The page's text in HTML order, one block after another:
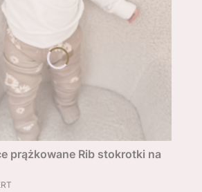
prążkowane Rib stokrotki na